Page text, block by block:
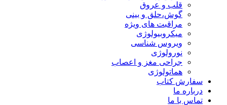
قلب و عروق
گوش،حلق و بینی
مراقبت های ویژه
میکروبیولوژی
ویروس شناسی
نورولوژی
جراحی مغز و اعصاب
هماتولوژی
سفارش کتاب
درباره ما
تماس با ما